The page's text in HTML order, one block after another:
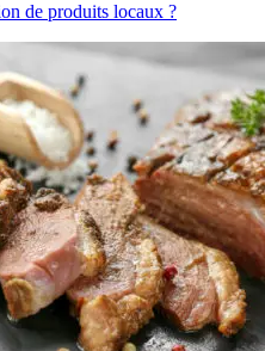
de produits locaux ?